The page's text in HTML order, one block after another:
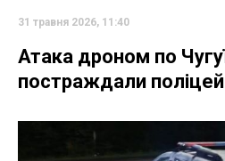
31 травня 2026, 11:40
Атака дроном по
постраждали